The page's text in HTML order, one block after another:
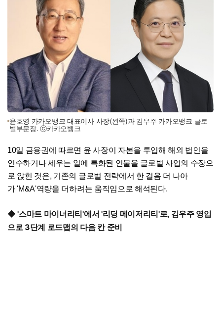
윤호영 카카오뱅크 대표이사 사장(왼쪽)과 김우주 카카오뱅크 글로
벌부문장. ⓒ카카오뱅크
10일 금융권에 따르면 윤 사장이 자본을 투입해 해외 법인을
인수하거나 세우는 일에 특화된 인물을 글로벌 사업의 수장으
로 앉힌 것은, 기존의 글로벌 전략에서 한 걸음 더 나아
가 'M&A'역량을 더하려는 움직임으로 해석된다.
◆ '스마트 마이너리티'에서 '리딩 메이저리티'로, 김우주 영입
으로 3단계 로드맵의 다음 칸 준비